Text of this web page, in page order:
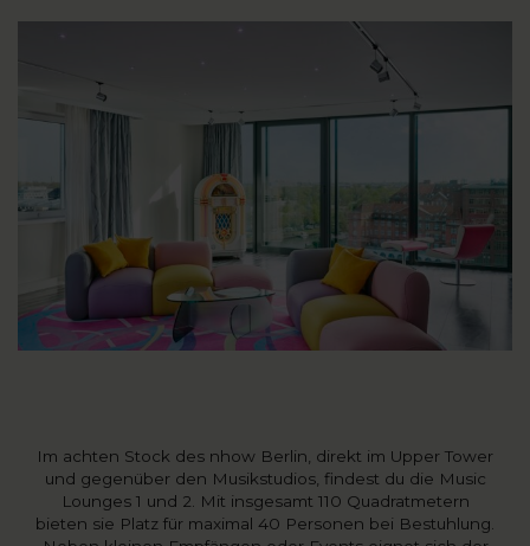
Im achten Stock des nhow Berlin, direkt im Upper Tower
und gegenüber den Musikstudios, findest du die Music
Lounges 1 und 2. Mit insgesamt 110 Quadratmetern
bieten sie Platz für maximal 40 Personen bei Bestuhlung.